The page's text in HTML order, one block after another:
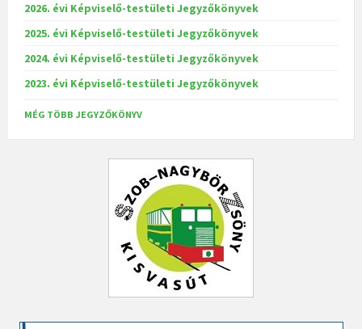
2026. évi Képviselő-testületi Jegyzőkönyvek
2025. évi Képviselő-testületi Jegyzőkönyvek
2024. évi Képviselő-testületi Jegyzőkönyvek
2023. évi Képviselő-testületi Jegyzőkönyvek
MÉG TÖBB JEGYZŐKÖNYV